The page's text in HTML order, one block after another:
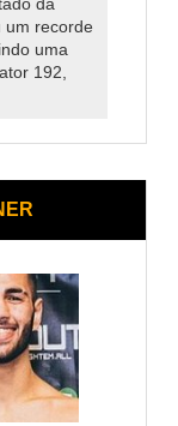
um recorde
uma
192,